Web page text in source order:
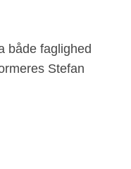
både faglighed
Stefan